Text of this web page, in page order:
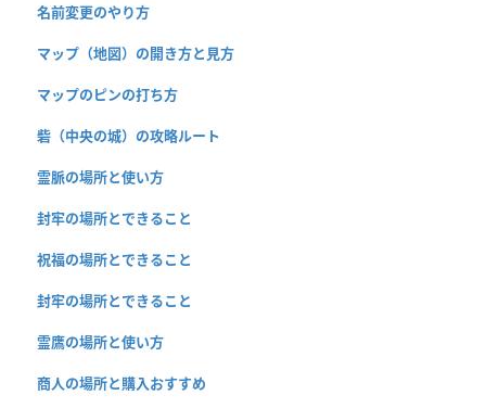
名前変更のやり方
マップ（地図）の開き方と見方
マップのピンの打ち方
砦（中央の城）の攻略ルート
霊脈の場所と使い方
封牢の場所とできること
祝福の場所とできること
封牢の場所とできること
霊鷹の場所と使い方
商人の場所と購入おすすめ